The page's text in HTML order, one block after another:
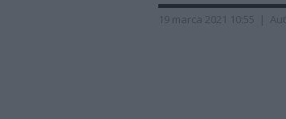
19 marca 2021 10:55 |